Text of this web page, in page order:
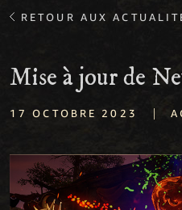
RETOUR AUX
Mise à jour de
17 OCTOBRE 2023 |